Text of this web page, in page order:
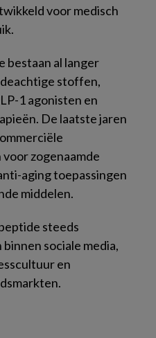
voor medisch
bestaan al langer
stoffen,
1 agonisten en
De laatste jaren
zogenaamde
aging toepassingen
middelen.
steeds
sociale media,
en